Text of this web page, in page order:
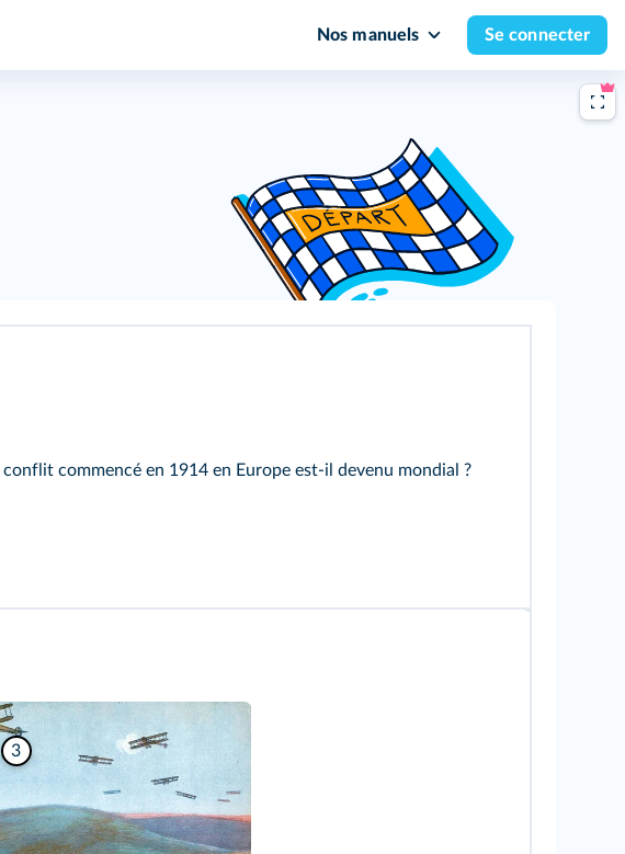
Nos manuels Se connecter
commencé en 1914 en Europe est‑il devenu mondial ?
3